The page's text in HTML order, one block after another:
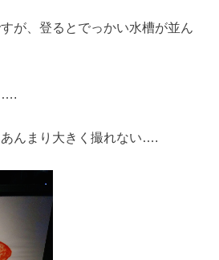
が、登るとでっかい水槽が並ん
….
んまり大きく撮れない….